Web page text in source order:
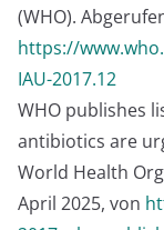
(WHO).
https://
IAU-2017.12
WHO publishes
antibiotics are
World Health
April 2025, von